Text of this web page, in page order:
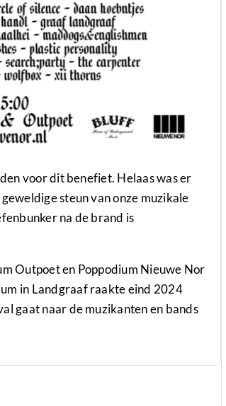
voor dit benefiet. Helaas was er
steun van onze muzikale
na de brand is
Outpoet en Poppodium Nieuwe Nor
in Landgraaf raakte eind 2024
gaat naar de muzikanten en bands